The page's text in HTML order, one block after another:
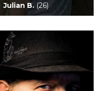
Julian B. (26)